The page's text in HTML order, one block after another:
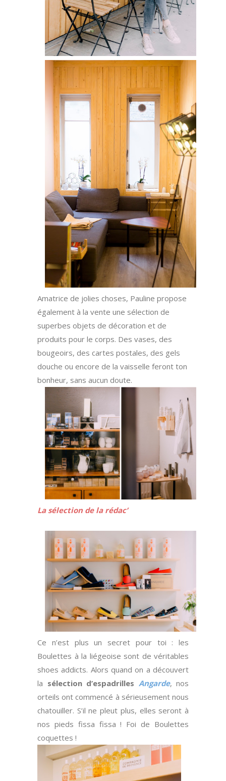
Amatrice de jolies choses, Pauline propose
également à la vente une sélection de
superbes objets de décoration et de
produits pour le corps. Des vases, des
bougeoirs, des cartes postales, des gels
douche ou encore de la vaisselle feront ton
bonheur, sans aucun doute.
La sélection de la rédac’
Ce n’est plus un secret pour toi : les
Boulettes à la liégeoise sont de véritables
shoes addicts. Alors quand on a découvert
la sélection d’espadrilles Angarde, nos
orteils ont commencé à sérieusement nous
chatouiller. S’il ne pleut plus, elles seront à
nos pieds fissa fissa ! Foi de Boulettes
coquettes !